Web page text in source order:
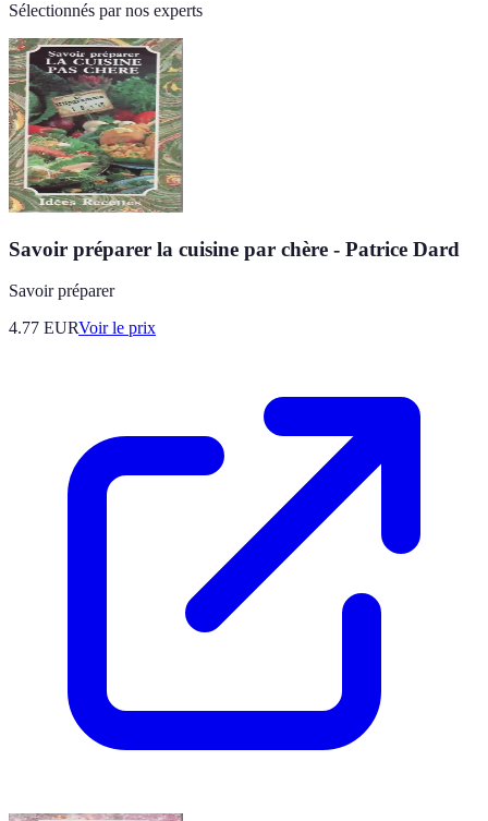
Sélectionnés par nos experts
Savoir préparer la cuisine par chère - Patrice Dard
Savoir préparer
4.77 EURVoir le prix